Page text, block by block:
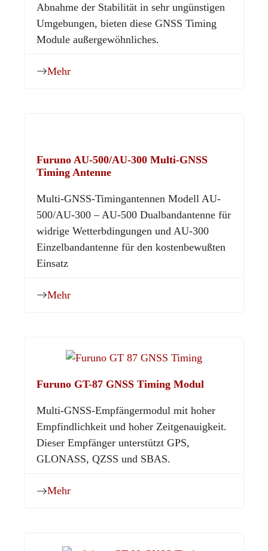
Abnahme der Stabilität in sehr ungünstigen
Umgebungen, bieten diese GNSS Timing
Module außergewöhnliches.
Mehr
Furuno AU-500/AU-300 Multi-GNSS
Timing Antenne
Multi-GNSS-Timingantennen Modell AU-
500/AU-300 – AU-500 Dualbandantenne für
widrige Wetterbdingungen und AU-300
Einzelbandantenne für den kostenbewußten
Einsatz
Mehr
Furuno GT-87 GNSS Timing Modul
Multi-GNSS-Empfängermodul mit hoher
Empfindlichkeit und hoher Zeitgenauigkeit.
Dieser Empfänger unterstützt GPS,
GLONASS, QZSS und SBAS.
Mehr